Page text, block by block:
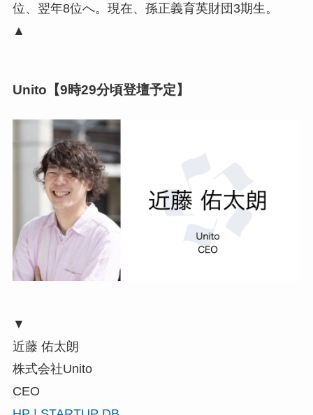
位、翌年8位へ。現在、孫正義育英財団3期生。
▲
Unito【9時29分頃登壇予定】
▼
近藤 佑太朗
株式会社Unito
CEO